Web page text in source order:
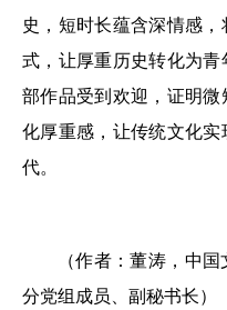
史，短时长蕴含深情感
式，让厚重历史转化为
部作品受到欢迎，证明
化厚重感，让传统文化
代。
（作者：董涛，中
分党组成员、副秘书长）